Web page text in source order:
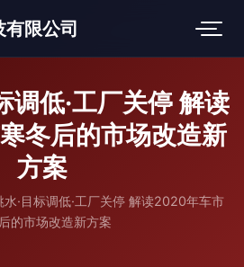
限公司
调低·工厂关停 解读
冬后的市场改造新
方案
水·目标调低·工厂关停 解读2020年车市
的市场改造新方案